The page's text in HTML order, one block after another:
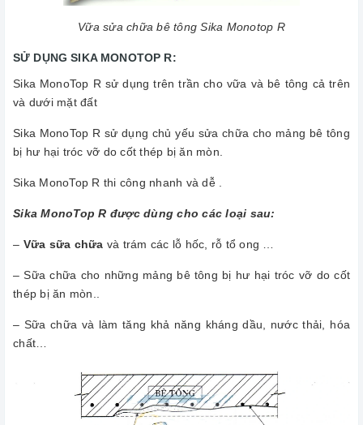
Vữa sửa chữa bê tông Sika Monotop R
SỬ DỤNG SIKA MONOTOP R:
Sika MonoTop R sử dụng trên trần cho vữa và bê tông cả trên
và dưới mặt đất
Sika MonoTop R sử dụng chủ yếu sửa chữa cho mảng bê tông
bị hư hại tróc vỡ do cốt thép bị ăn mòn.
Sika MonoTop R thi công nhanh và dễ .
Sika MonoTop R được dùng cho các loại sau:
– Vữa sữa chữa và trám các lỗ hốc, rỗ tổ ong …
– Sữa chữa cho những mảng bê tông bị hư hại tróc vỡ do cốt
thép bị ăn mòn..
– Sữa chữa và làm tăng khả năng kháng dầu, nước thải, hóa
chất…